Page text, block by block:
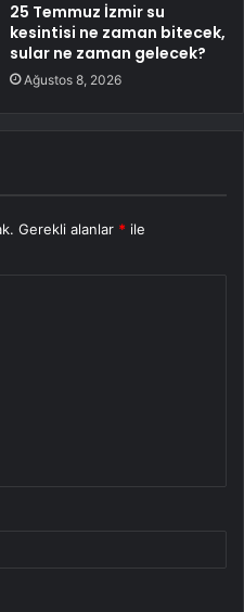
25 Temmuz İzmir su
kesintisi ne zaman bitecek,
sular ne zaman gelecek?
Ağustos 8, 2026
Gerekli alanlar * ile